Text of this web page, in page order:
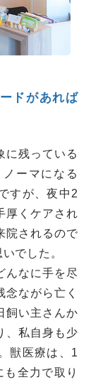
ドがあれば
に残っている
ーマになる
すが、夜中2
厚くケアされ
院されるので
でした。
んなに手を尽
ながら亡く
飼い主さんか
、私自身も少
獣医療は、1
全力で取り